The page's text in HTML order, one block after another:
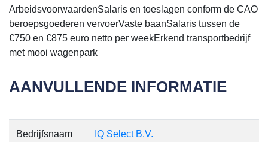
ArbeidsvoorwaardenSalaris en toeslagen conform de CAO
beroepsgoederen vervoerVaste baanSalaris tussen de
€750 en €875 euro netto per weekErkend transportbedrijf
met mooi wagenpark
AANVULLENDE INFORMATIE
Bedrijfsnaam IQ Select B.V.